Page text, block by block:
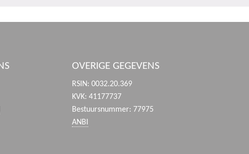
OVERIGE GEGEVENS
RSIN: 0032.20.369
KVK: 41177737
Bestuursnummer: 77975
ANBI